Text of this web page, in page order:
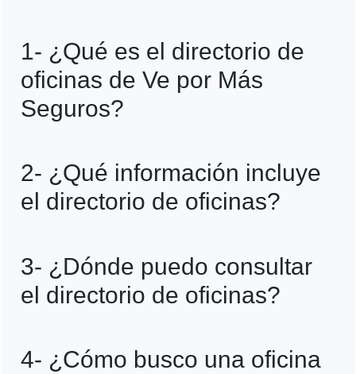
1- ¿Qué es el directorio de
oficinas de Ve por Más
Seguros?
las oficinas y sucursales de Ve por Más
Seguros, junto con los servicios
2- ¿Qué información incluye
el directorio de oficinas?
teléfonos de contacto y detalles de los
servicios ofrecidos.
3- ¿Dónde puedo consultar
el directorio de oficinas?
por Más Seguros y en su aplicación móvil.
4- ¿Cómo busco una oficina